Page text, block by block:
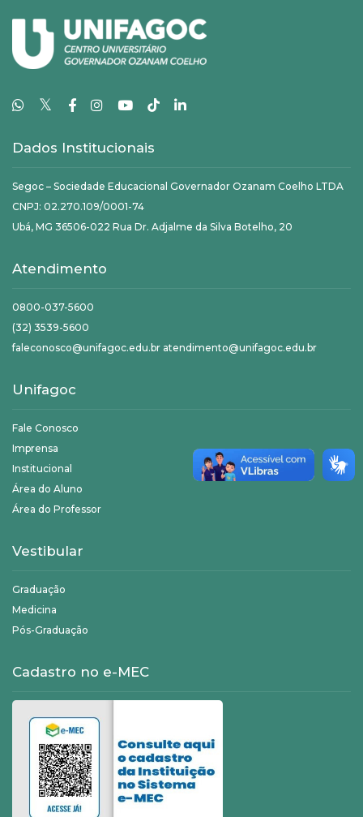
𝕏
Dados Institucionais
Segoc – Sociedade Educacional Governador Ozanam Coelho LTDA
CNPJ: 02.270.109/0001-74
Ubá, MG 36506-022 Rua Dr. Adjalme da Silva Botelho, 20
Atendimento
0800-037-5600
(32) 3539-5600
faleconosco@unifagoc.edu.br atendimento@unifagoc.edu.br
Unifagoc
Fale Conosco
Imprensa
Institucional
Área do Aluno
Área do Professor
Vestibular
Graduação
Medicina
Pós-Graduação
Cadastro no e-MEC